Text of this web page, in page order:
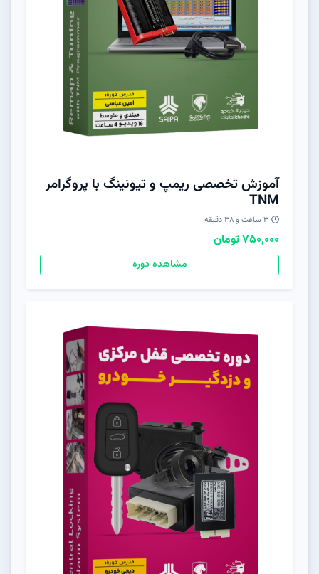
آموزش تخصصی ریمپ و تیونینگ با پروگرامر
TNM
۳ ساعت و ۳۸ دقیقه
750,000 تومان
مشاهده دوره